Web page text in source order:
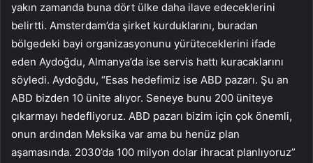
yakın zamanda buna dört ülke daha ilave edeceklerini
belirtti. Amsterdam’da şirket kurduklarını, buradan
bölgedeki bayi organizasyonunu yürüteceklerini ifade
eden Aydoğdu, Almanya’da ise servis hattı kuracaklarını
söyledi. Aydoğdu, “Esas hedefimiz ise ABD pazarı. Şu an
ABD bizden 10 ünite alıyor. Seneye bunu 200 üniteye
çıkarmayı hedefliyoruz. ABD pazarı bizim için çok önemli,
onun ardından Meksika var ama bu henüz plan
aşamasında. 2030’da 100 milyon dolar ihracat planlıyoruz”